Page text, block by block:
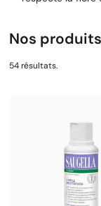
homme ou fillette :
Nos
54 résultats.